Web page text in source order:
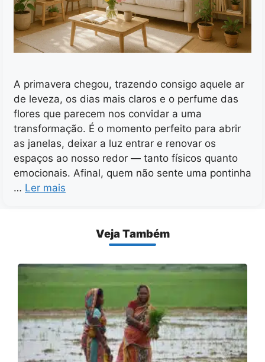
A primavera chegou, trazendo consigo aquele ar
de leveza, os dias mais claros e o perfume das
flores que parecem nos convidar a uma
transformação. É o momento perfeito para abrir
as janelas, deixar a luz entrar e renovar os
espaços ao nosso redor — tanto físicos quanto
emocionais. Afinal, quem não sente uma pontinha
… Ler mais
Veja Também